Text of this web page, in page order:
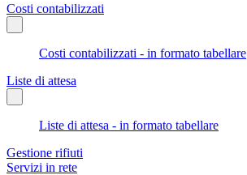
Costi contabilizzati
Costi contabilizzati - in formato tabellare
Liste di attesa
Liste di attesa - in formato tabellare
Gestione rifiuti
Servizi in rete